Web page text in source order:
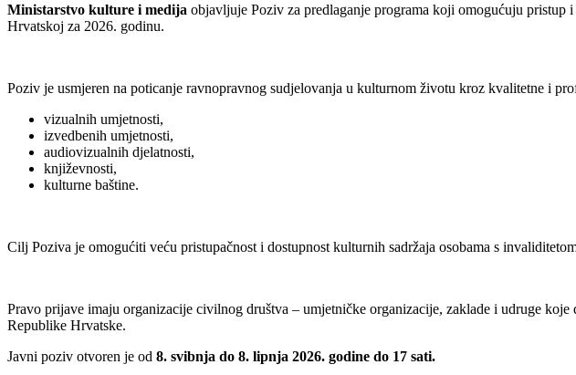
Ministarstvo kulture i medija objavljuje Poziv za predlaganje programa koji omogućuju pristup
Hrvatskoj za 2026. godinu.
Poziv je usmjeren na poticanje ravnopravnog sudjelovanja u kulturnom životu kroz kvalitetne i
vizualnih umjetnosti,
izvedbenih umjetnosti,
audiovizualnih djelatnosti,
književnosti,
kulturne baštine.
Cilj Poziva je omogućiti veću pristupačnost i dostupnost kulturnih sadržaja osobama s
Pravo prijave imaju organizacije civilnog društva – umjetničke organizacije, zaklade i udruge
Republike Hrvatske.
Javni poziv otvoren je od 8. svibnja do 8. lipnja 2026. godine do 17 sati.